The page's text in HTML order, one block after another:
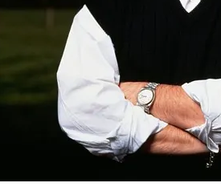
CONCORSI
EVENTI